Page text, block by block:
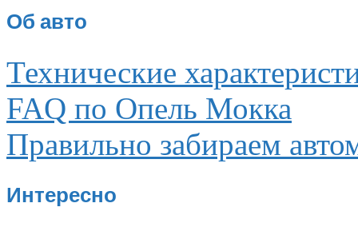
Об авто
Технические
FAQ по Опель Мокка
Правильно забираем
Интересно